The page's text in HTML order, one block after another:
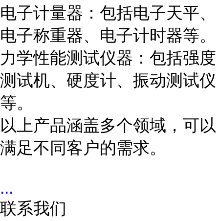
电子计量器：包括电子天平、
电子称重器、电子计时器等。
力学性能测试仪器：包括强度
测试机、硬度计、振动测试仪
等。
以上产品涵盖多个领域，可以
满足不同客户的需求。
...
联系我们